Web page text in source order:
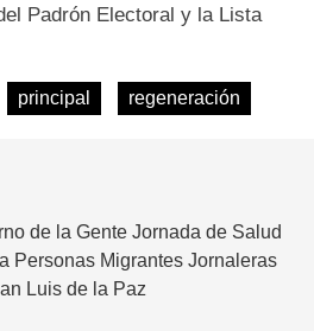
Padrón Electoral y la Lista
principal regeneración
de la Gente Jornada de Salud
Personas Migrantes Jornaleras
Luis de la Paz